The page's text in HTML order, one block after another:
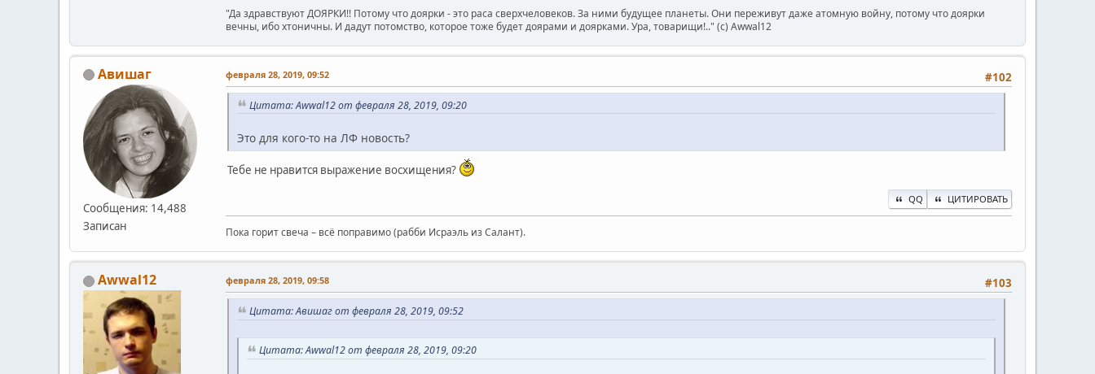
"Да здравствуют ДОЯРКИ!! Потому что доярки - это раса сверхчеловеков. За ними будущее планеты. Они переживут даже атомную войну, потому что доярки
вечны, ибо хтоничны. И дадут потомство, которое тоже будет доярами и доярками. Ура, товарищи!.." (c) Awwal12
Авишаг
Сообщения: 14,488
Записан
#102
февраля 28, 2019, 09:52
Цитата: Awwal12 от февраля 28, 2019, 09:20
Это для кого-то на ЛФ новость?
Тебе не нравится выражение восхищения?
QQ ЦИТИРОВАТЬ
Пока горит свеча – всё поправимо (рабби Исраэль из Салант).
Awwal12 #103
февраля 28, 2019, 09:58
Цитата: Авишаг от февраля 28, 2019, 09:52
Цитата: Awwal12 от февраля 28, 2019, 09:20